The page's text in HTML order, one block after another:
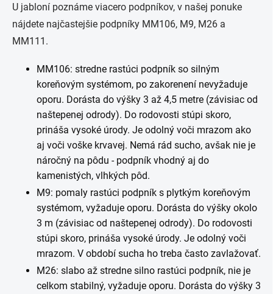
U jabloní poznáme viacero podpníkov, v našej ponuke
nájdete najčastejšie podpníky MM106, M9, M26 a
MM111.
MM106: stredne rastúci podpník so silným
koreňovým systémom, po zakorenení nevyžaduje
oporu. Dorásta do výšky 3 až 4,5 metre (závisiac od
naštepenej odrody). Do rodovosti stúpi skoro,
prináša vysoké úrody. Je odolný voči mrazom ako
aj voči voške krvavej. Nemá rád sucho, avšak nie je
náročný na pôdu - podpník vhodný aj do
kamenistých, vlhkých pôd.
M9: pomaly rastúci podpník s plytkým koreňovým
systémom, vyžaduje oporu. Dorásta do výšky okolo
3 m (závisiac od naštepenej odrody). Do rodovosti
stúpi skoro, prináša vysoké úrody. Je odolný voči
mrazom. V období sucha ho treba často zavlažovať.
M26: slabo až stredne silno rastúci podpník, nie je
celkom stabilný, vyžaduje oporu. Dorásta do výšky 3